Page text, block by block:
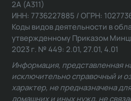
2А (А311)
ИНН: 7736227885 / ОГРН:
Коды видов деятельности в
утвержденному Приказом
2023 г. № 449: 2.01, 27.01, 4.01
Информация, представленная
исключительно справочный и
характер, не предназначена
домашних и иных нужд, не